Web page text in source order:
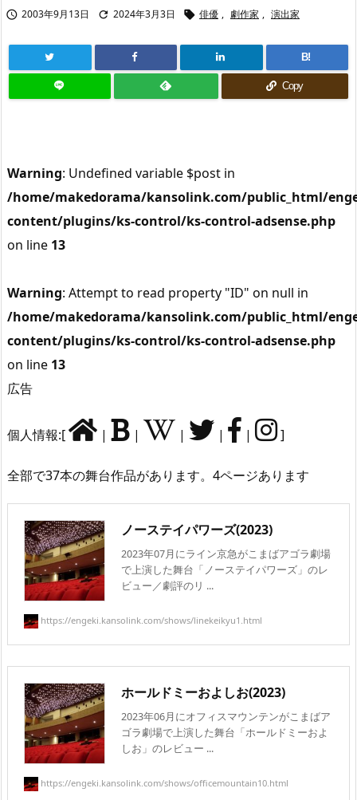
 2003年9月13日  2024年3月3日  俳優 , 劇作家 , 演出家
B!
Copy
Warning: Undefined variable $post in
/home/makedorama/kansolink.com/public_html/
content/plugins/ks-control/ks-control-adsense.php
on line 13
Warning: Attempt to read property "ID" on null in
/home/makedorama/kansolink.com/public_html/
content/plugins/ks-control/ks-control-adsense.php
on line 13
広告
個人情報:[ | | | | | ]
全部で37本の舞台作品があります。4ページあります
ノーステイパワーズ(2023)
2023年07月にライン京急がこまばアゴラ劇場
で上演した舞台「ノーステイパワーズ」のレ
ビュー／劇評のリ ...
https://engeki.kansolink.com/shows/linekeikyu1.html
ホールドミーおよしお(2023)
2023年06月にオフィスマウンテンがこまばア
ゴラ劇場で上演した舞台「ホールドミーおよ
しお」のレビュー ...
https://engeki.kansolink.com/shows/officemountain10.html